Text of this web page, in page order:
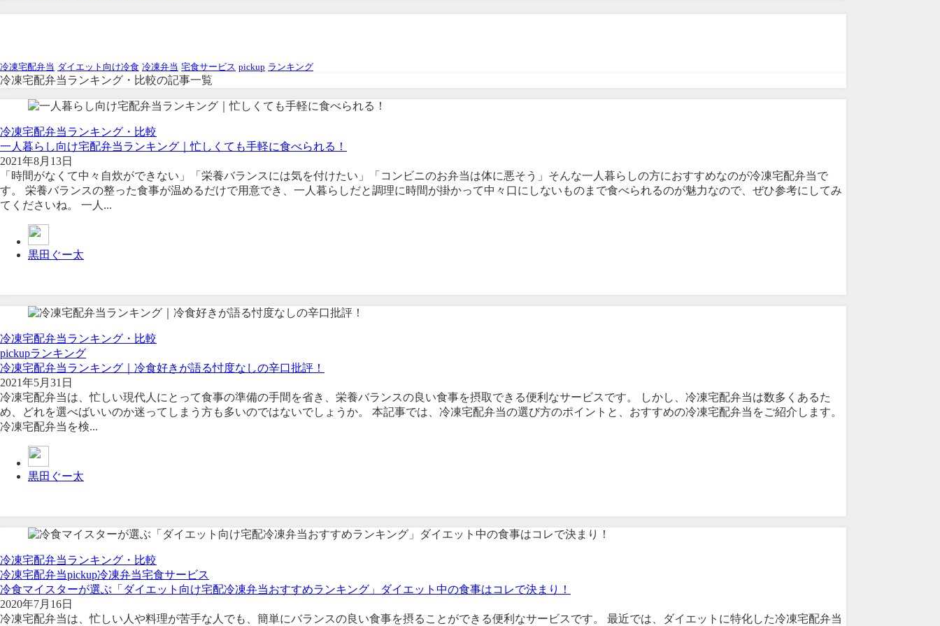
冷凍宅配弁当 ダイエット向け冷食 冷凍弁当 宅食サービス pickup ランキング
冷凍宅配弁当ランキング・比較の記事一覧
冷凍宅配弁当ランキング・比較
一人暮らし向け宅配弁当ランキング｜忙しくても手軽に食べられる！
2021年8月13日
「時間がなくて中々自炊ができない」「栄養バランスには気を付けたい」「コンビニのお弁当は体に悪そう」そんな一人暮らしの方におすすめなのが冷凍宅配弁当で
す。 栄養バランスの整った食事が温めるだけで用意でき、一人暮らしだと調理に時間が掛かって中々口にしないものまで食べられるのが魅力なので、ぜひ参考にしてみ
てくださいね。 一人...
黒田ぐー太
冷凍宅配弁当ランキング・比較
pickupランキング
冷凍宅配弁当ランキング｜冷食好きが語る忖度なしの辛口批評！
2021年5月31日
冷凍宅配弁当は、忙しい現代人にとって食事の準備の手間を省き、栄養バランスの良い食事を摂取できる便利なサービスです。 しかし、冷凍宅配弁当は数多くあるた
め、どれを選べばいいのか迷ってしまう方も多いのではないでしょうか。 本記事では、冷凍宅配弁当の選び方のポイントと、おすすめの冷凍宅配弁当をご紹介します。
冷凍宅配弁当を検...
黒田ぐー太
冷凍宅配弁当ランキング・比較
冷凍宅配弁当pickup冷凍弁当宅食サービス
冷食マイスターが選ぶ「ダイエット向け宅配冷凍弁当おすすめランキング」ダイエット中の食事はコレで決まり！
2020年7月16日
冷凍宅配弁当は、忙しい人や料理が苦手な人でも、簡単にバランスの良い食事を摂ることができる便利なサービスです。 最近では、ダイエットに特化した冷凍宅配弁当